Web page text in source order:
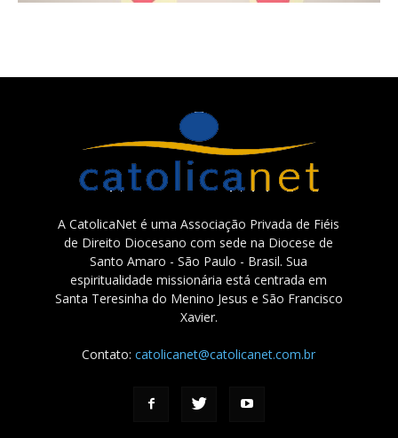
A CatolicaNet é uma Associação Privada de Fiéis
de Direito Diocesano com sede na Diocese de
Santo Amaro - São Paulo - Brasil. Sua
espiritualidade missionária está centrada em
Santa Teresinha do Menino Jesus e São Francisco
Xavier.
Contato:catolicanet@catolicanet.com.br